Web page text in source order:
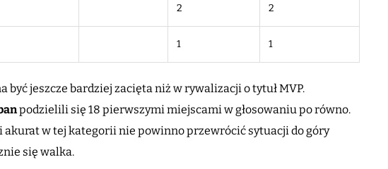
2 2
1 1
jeszcze bardziej zacięta niż w rywalizacji o tytuł MVP.
podzielili się 18 pierwszymi miejscami w głosowaniu po równo.
akurat w tej kategorii nie powinno przewrócić sytuacji do góry
się walka.